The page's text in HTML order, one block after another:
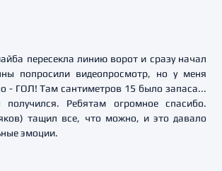
пересекла линию ворот и сразу начал
попросили видеопросмотр, но у меня
- ГОЛ! Там сантиметров 15 было запаса...
Ребятам огромное спасибо.
тащил все, что можно, и это давало
эмоции.